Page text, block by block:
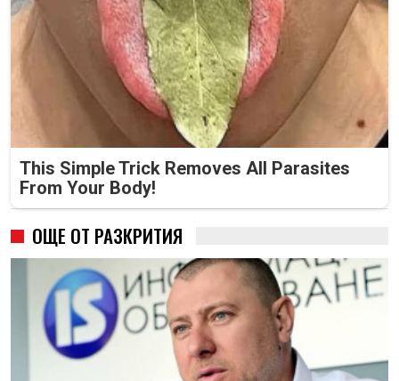
This Simple Trick Removes All Parasites
From Your Body!
ОЩЕ ОТ РАЗКРИТИЯ